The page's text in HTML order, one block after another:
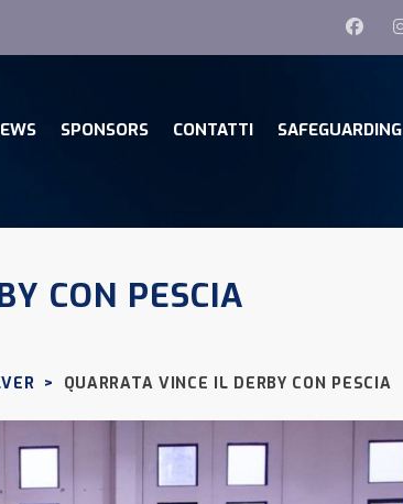
SPONSORS CONTATTI SAFEGUARDING
CON PESCIA
> QUARRATA VINCE IL DERBY CON PESCIA